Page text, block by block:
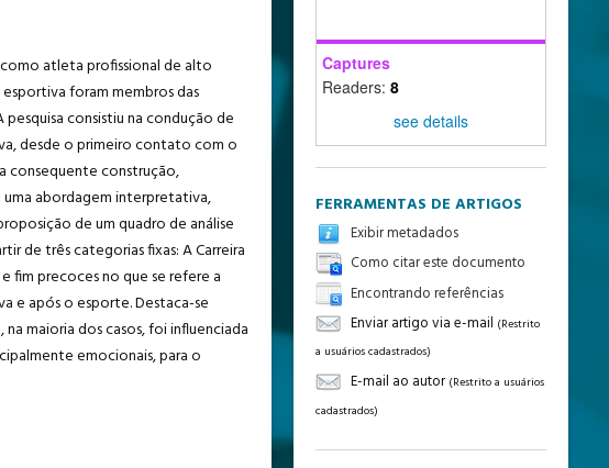
Captures
Readers: 8
see details
FERRAMENTAS DE ARTIGOS
Exibir metadados
Como citar este documento
Encontrando referências
Enviar artigo via e-mail (Restrito
a usuários cadastrados)
E-mail ao autor (Restrito a usuários
cadastrados)
atleta profissional de alto
foram membros das
consistiu na condução de
desde o primeiro contato com o
consequente construção,
abordagem interpretativa,
de um quadro de análise
de três categorias fixas: A Carreira
fim precoces no que se refere a
e após o esporte. Destaca-se
maioria dos casos, foi influenciada
emocionais, para o